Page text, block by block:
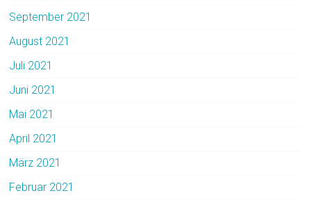
September 2021
August 2021
Juli 2021
Juni 2021
Mai 2021
April 2021
März 2021
Februar 2021